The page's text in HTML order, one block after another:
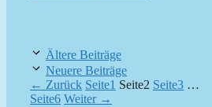
Ältere Beiträge
Neuere Beiträge
← Zurück Seite1 Seite2 Seite3 …
Seite6 Weiter →